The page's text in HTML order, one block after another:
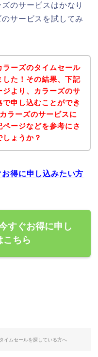
のサービスはかなり
サービスを試してみ
ーズのタイムセール
た！その結果、下記
ジより、カラーズのサ
申し込むことができ
ラーズのサービスに
ージなどを参考にさ
ょうか？
得に申し込みたい方
すぐお得に申し
こちら
イムセールを探している方へ